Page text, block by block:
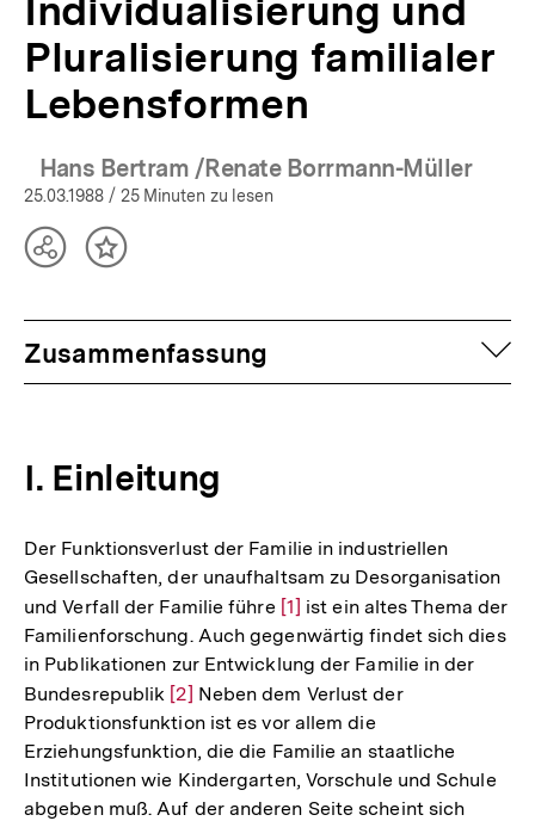
Individualisierung und
Pluralisierung familialer
Lebensformen
Hans Bertram /Renate Borrmann-Müller
25.03.1988 / 25 Minuten zu lesen
TeilenInhalt
Zusammenfassung
I. Einleitung
Der Funktionsverlust der Familie in industriellen
Gesellschaften, der unaufhaltsam zu Desorganisation
und Verfall der Familie führe Zur
Auflösung
der
Fußnote
[1] ist ein altes Thema der
Familienforschung. Auch gegenwärtig findet sich dies
in Publikationen zur Entwicklung der Familie in der
Bundesrepublik Zur
Auflösung
der
Fußnote
[2] Neben dem Verlust der
Produktionsfunktion ist es vor allem die
Erziehungsfunktion, die die Familie an staatliche
Institutionen wie Kindergarten, Vorschule und Schule
abgeben muß. Auf der anderen Seite scheint sich